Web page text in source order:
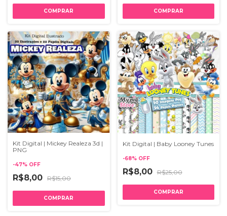
Kit Digital | Mickey Realeza 3d |
PNG
-47% OFF
R$8,00 R$15,00
Kit Digital | Baby Looney Tunes
-68% OFF
R$8,00 R$25,00